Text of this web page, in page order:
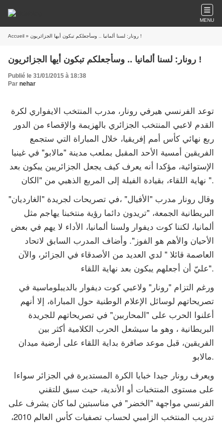
MENU
Accueil » رونار: لسنا ألمانيا .. وسأجعلكم تبكون أيها الجزائريون !
رونار: لسنا ألمانيا .. وسأجعلكم تبكون أيها الجزائريون !
Publié le 31/01/2015 à 18:38
Par nehar
توعد الفرنسي هيرفي رونار، مدرب المنتخب الايفواري لكرة
القدم لاعبي المنتخب الجزائري بالهزيمة والإقصاء من الدور
ربع نهائي كأس أمم إفريقيا، خلال المباراة التي ستجمع
الفريقين أمسية الأحد المقبل بملعب مدينة "مالابو" في غينيا
الإستوائية، مؤكدا أنه يعرف كيف يجعل الجزائريين يبكون بعد
نهاية اللقاء، بقيادة الفيلة إلى المربع الذهبي من "الكان ".
وقال رونار مدرب "الأفيال" ،في تصريحات لجريدة "الغارديان"
البريطانية الجمعة، "تريدون دائما رؤية منتخبنا يهاجم مثل
ألمانيا، لكننا كوت ديفوار ولسنا ألمانيا، الأداء لا يهم في بعض
الأحيان والأهم هو الفوز". وأضاف المدرب السابق لاتحاد
العاصمة قائلا " لدي العديد من الأصدقاء في الجزائر، والآن
عليّ أن أجعلهم يبكون بعد نهاية اللقاء".
ورغم التزام "رونار" ولاعبي كوت ديفوار بالديبلوماسية في
تصريحاتهم لوسائل الإعلام الوطنية حول المباراة، إلا أنهم
أعلنوا الحرب على "المحاربين" في تصريحاتهم للجريدة
البريطانية ، وهو ما سيشعل الحرب الكلامية أكثر بين
الفريقين، قبل موعد صافرة بداية اللقاء على أرضية ميدان
مالابو.
ويعرف رونار جيدا خبايا الكرة المستديرة في الجزائر سواءا
على مستوى المنتخبات أو الأندية، حيث سبق للتقني
الفرنسي مواجهة "الخضر" في مناسبتين لما كان يشرف على
تدريب المنتخب الزامبي لحساب تصفيات كأس العالم 2010،